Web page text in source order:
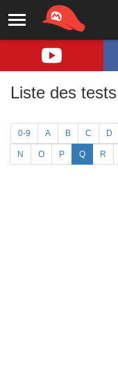
Liste des
0-9 A B C D
N O P Q R